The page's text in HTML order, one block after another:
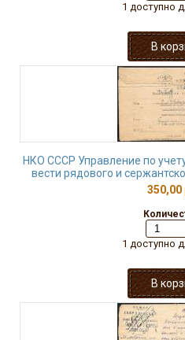
1 доступно
НКО СССР Управление по
вести рядового и
350,00
1 доступно